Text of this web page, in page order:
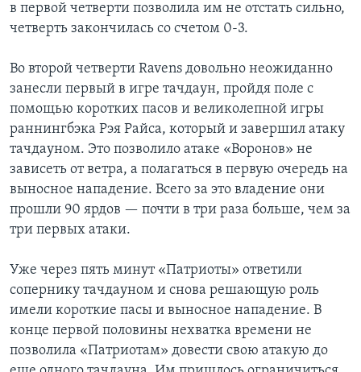
в первой четверти позволила им не отстать сильно,
четверть закончилась со счетом 0-3.
Во второй четверти Ravens довольно неожиданно
занесли первый в игре тачдаун, пройдя поле с
помощью коротких пасов и великолепной игры
раннингбэка Рэя Райса, который и завершил атаку
тачдауном. Это позволило атаке «Воронов» не
зависеть от ветра, а полагаться в первую очередь на
выносное нападение. Всего за это владение они
прошли 90 ярдов — почти в три раза больше, чем за
три первых атаки.
Уже через пять минут «Патриоты» ответили
сопернику тачдауном и снова решающую роль
имели короткие пасы и выносное нападение. В
конце первой половины нехватка времени не
позволила «Патриотам» довести свою атакую до